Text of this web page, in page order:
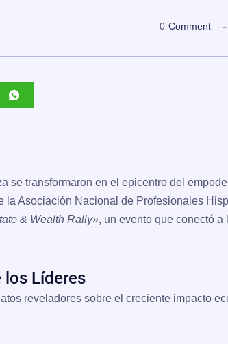
0 Comment
se transformaron en el epicentro del
Asociación Nacional de Profesionales
& Wealth Rally», un evento que conectó a
los Líderes
reveladores sobre el creciente impacto